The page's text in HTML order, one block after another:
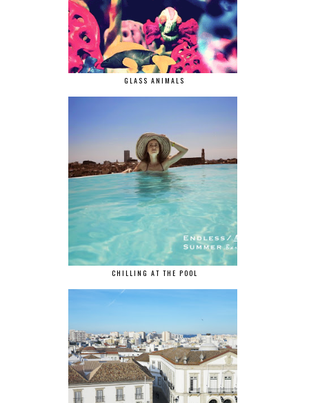
GLASS ANIMALS
CHILLING AT THE POOL